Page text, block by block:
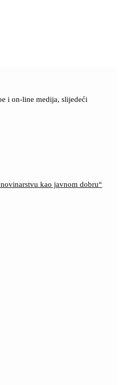
i on-line medija, slijedeći
kao javnom dobru“